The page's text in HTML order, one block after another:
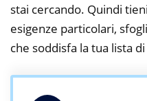
stai cercando. Quindi
esigenze particolari,
che soddisfa la tua lista